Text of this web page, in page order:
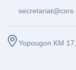
Yopougon KM